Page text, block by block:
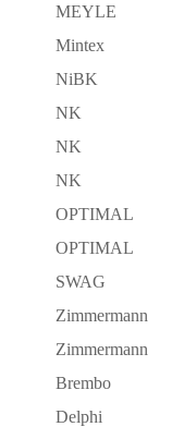
MEYLE
Mintex
NiBK
NK
NK
NK
OPTIMAL
OPTIMAL
SWAG
Zimmermann
Zimmermann
Brembo
Delphi